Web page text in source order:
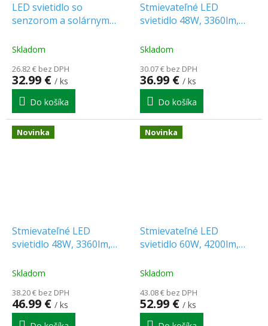
LED svietidlo so
senzorom a solárnym
3600mAh [WO7203]
Skladom
26.82 € bez DPH
32.99 € / ks
Do košíka
Stmievateľné LED
svietidlo 48W, 3360lm,
[WO8014]
Skladom
30.07 € bez DPH
36.99 € / ks
Do košíka
Novinka
Stmievateľné LED
svietidlo 48W, 3360lm,
[WO8005]
Skladom
38.20 € bez DPH
46.99 € / ks
Novinka
Stmievateľné LED
svietidlo 60W, 4200lm,
[WO8006]
Skladom
43.08 € bez DPH
52.99 € / ks